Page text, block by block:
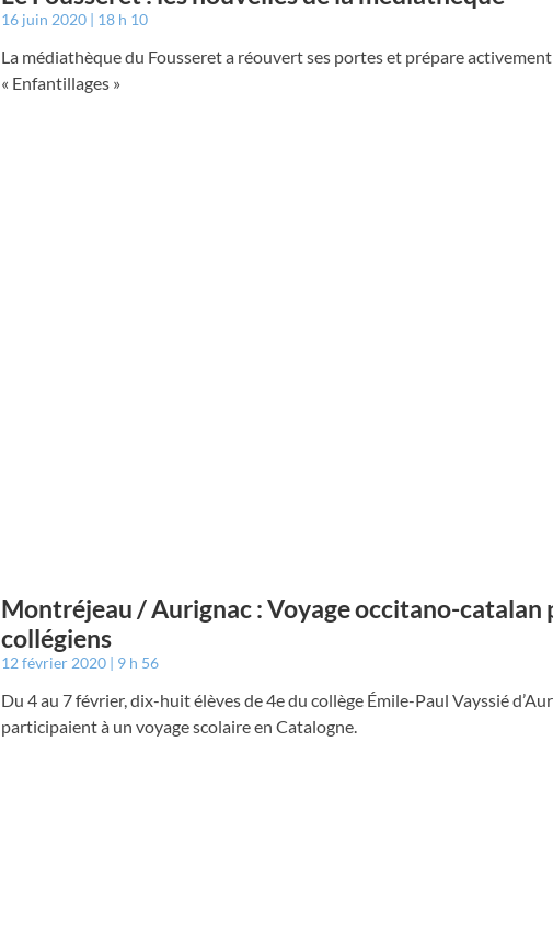
16 juin 2020 18 h 10
La médiathèque du Fousseret a réouvert ses portes et prépare
« Enfantillages »
Montréjeau / Aurignac : Voyage occitano-catalan
collégiens
12 février 2020 9 h 56
Du 4 au 7 février, dix-huit élèves de 4e du collège Émile-Paul Vayssié
participaient à un voyage scolaire en Catalogne.